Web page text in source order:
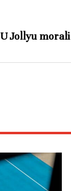
U Jollyu